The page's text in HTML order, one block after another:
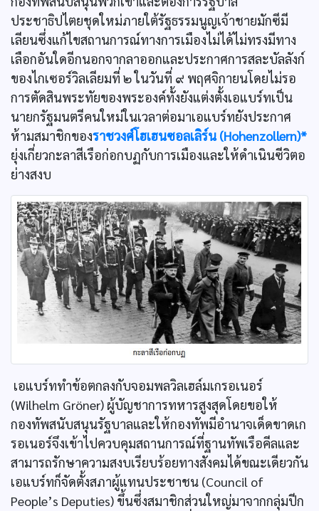
ประชาธิปไตยชุดใหม่ภายใต้รัฐธรรมนูญเจ้าชายมักซีมี
เลียนซึ่งแก้ไขสถานการณ์ทางการเมืองไม่ได้ไม่ทรงมีทาง
เลือกอันใดอีกนอกจากลาออกและประกาศการสละบัลลังก์
ของไกเซอร์วิลเลียมที่ ๒ ในวันที่ ๙ พฤศจิกายนโดยไม่รอ
การตัดสินพระทัยของพระองค์ทั้งยังแต่งตั้งเอแบร์ทเป็น
นายกรัฐมนตรีคนใหม่ในเวลาต่อมาเอแบร์ทยังประกาศ
ห้ามสมาชิกของราชวงศ์โฮเฮนซอลเลิร์น (Hohenzollern)*
ยุ่งเกี่ยวกะลาสีเรือก่อกบฏกับการเมืองและให้ดำเนินซีวิตอ
ย่างสงบ
เอแบร์ททำข้อตกลงกับจอมพลวิลเฮล์มเกรอเนอร์
(Wilhelm Gröner) ผู้บัญชาการทหารสูงสุดโดยขอให้
กองทัพสนับสนุนรัฐบาลและให้กองทัพมีอำนาจเด็ดขาดเก
รอเนอร์จึงเข้าไปควบคุมสถานการณ์ที่ฐานทัพเรือคีลและ
สามารถรักษาความสงบเรียบร้อยทางสังคมได้ขณะเดียวกัน
เอแบร์ทก็จัดตั้งสภาผู้แทนประชาชน (Council of
People’s Deputies) ขึ้นซึ่งสมาชิกส่วนใหญ่มาจากกลุ่มปีก